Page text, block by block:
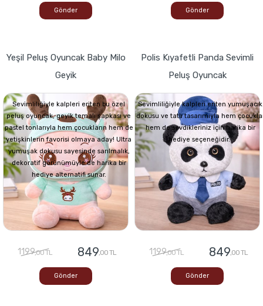
Gönder Gönder
Yeşil Peluş Oyuncak Baby Milo
Geyik
Sevimliliğiyle kalpleri eriten bu özel
peluş oyuncak, geyik temalı şapkası ve
pastel tonlarıyla hem çocukların hem de
yetişkinlerin favorisi olmaya aday! Ultra
yumuşak dokusu sayesinde sarılmalık,
dekoratif görünümüyle de harika bir
hediye alternatifi sunar.
1199,00 TL 849,00 TL
Gönder
Polis Kıyafetli Panda Sevimli
Peluş Oyuncak
Sevimliliğiyle kalpleri eriten yumuşacık
dokusu ve tatlı tasarımıyla hem
hem de sevdikleriniz için harika bir
hediye seçeneğidir.
1199,00 TL 849,00 TL
Gönder